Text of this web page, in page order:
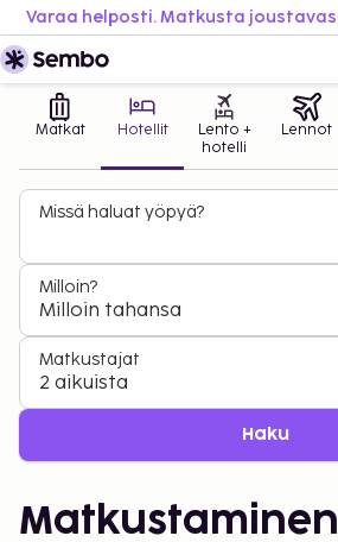
Matkat Hotellit
Lento +
hotelli
Lennot
Missä haluat yöpyä?
Milloin?
Milloin tahansa
Matkustajat
2 aikuista
Haku
Matkustaminen